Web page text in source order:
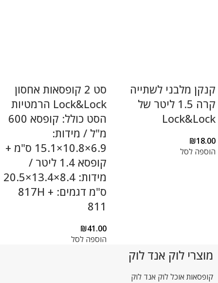
קנקן מלבני לשתייה
קרה 1.5 ליטר של
Lock&Lock
₪18.00
הוספה לסל
סט 2 קופסאות אחסון
Lock&Lock הרמטיות
הסט כולל: קופסא 600
מ"ל / מידות:
6.9×10.8×15.1 ס"מ +
קופסא 1.4 ליטר /
מידות: 8.4×13.4×20.5
ס"מ דגמים: 817H +
811
₪41.00
הוספה לסל
מוצרי לוק אנד לוק
קופסאות אוכל לוק אנד לוק